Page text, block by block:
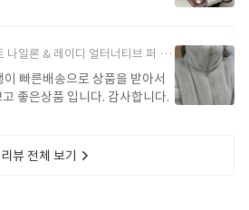
터너티브 퍼 케이프 PI002017D 12017Z 1985Chatilly Beige
빠른배송으로 상품을 받아서
좋은상품 입니다. 감사합니다.
리뷰 전체 보기